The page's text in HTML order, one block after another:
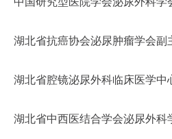
湖北省抗癌协会泌尿肿瘤学会副
湖北省腔镜泌尿外科临床医学中
湖北省中西医结合学会泌尿外科